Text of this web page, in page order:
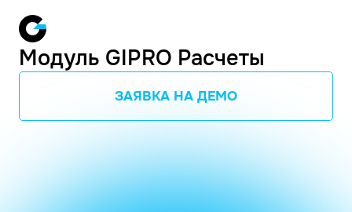
Модуль GIPRO Расчеты
ЗАЯВКА НА ДЕМО